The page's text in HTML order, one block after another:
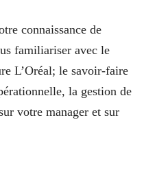
connaissance de
familiariser avec le
L’Oréal; le savoir-faire
la gestion de
votre manager et sur